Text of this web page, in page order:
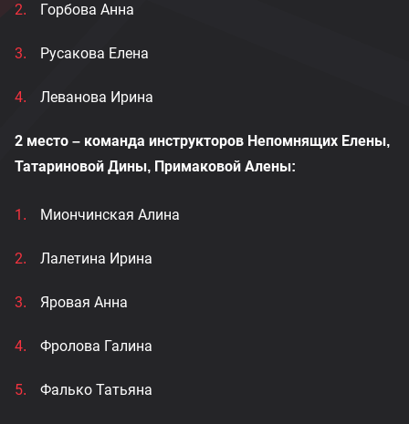
Горбова Анна
Русакова Елена
Леванова Ирина
2 место – команда инструкторов Непомнящих Елены,
Татариновой Дины, Примаковой Алены:
Миончинская Алина
Лалетина Ирина
Яровая Анна
Фролова Галина
Фалько Татьяна